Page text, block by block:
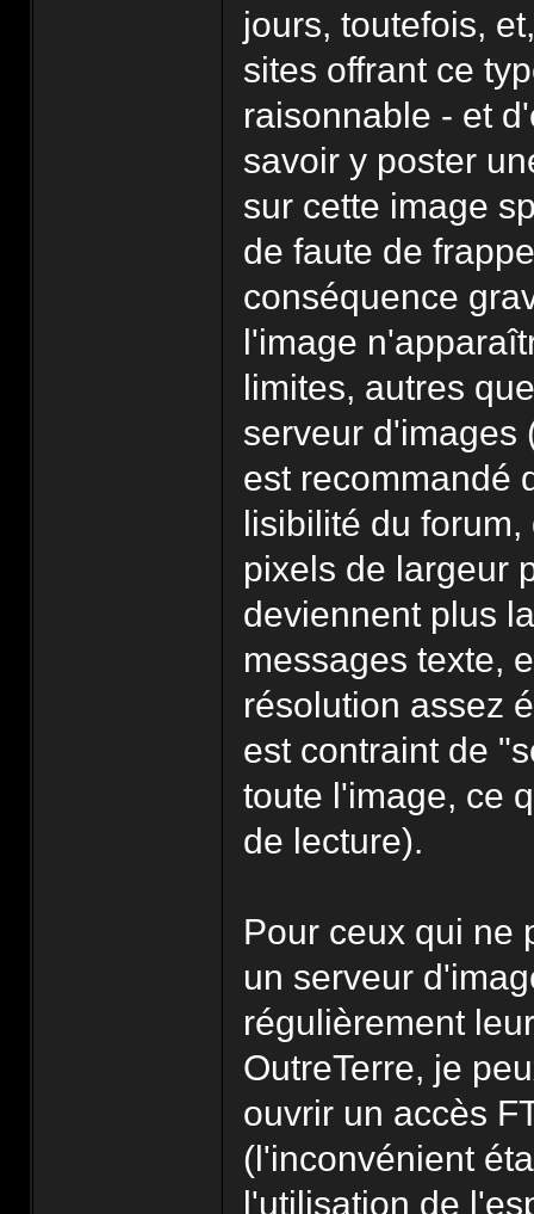
jours, toutefois,
sites offrant ce
raisonnable - et
savoir y poster
sur cette image
de faute de
conséquence
l'image
limites, autres
serveur d'images
est recommandé
lisibilité du
pixels de largeur
deviennent plus
messages texte,
résolution assez
est contraint de
toute l'image, ce
de lecture).
Pour ceux qui ne
un serveur
régulièrement
OutreTerre, je
ouvrir un accès
(l'inconvénient
l'utilisation de